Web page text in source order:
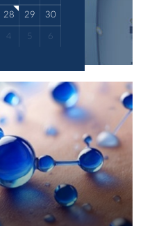
28 29 30
4 5 6